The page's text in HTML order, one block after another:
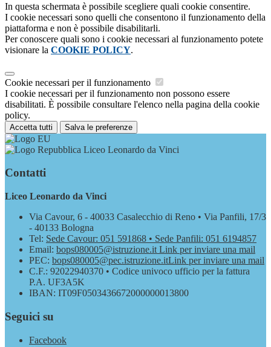
In questa schermata è possibile scegliere quali cookie consentire.
I cookie necessari sono quelli che consentono il funzionamento della
piattaforma e non è possibile disabilitarli.
Per conoscere quali sono i cookie necessari al funzionamento potete
visionare la COOKIE POLICY.
Cookie necessari per il funzionamento
I cookie necessari per il funzionamento non possono essere
disabilitati. È possibile consultare l'elenco nella pagina della cookie
policy.
Accetta tutti Salva le preferenze
Liceo Leonardo da Vinci
Contatti
Liceo Leonardo da Vinci
Via Cavour, 6 - 40033 Casalecchio di Reno • Via Panfili, 17/3
- 40133 Bologna
Tel: Sede Cavour: 051 591868 • Sede Panfili: 051 6194857
Email: bops080005@istruzione.it Link per inviare una mail
PEC: bops080005@pec.istruzione.itLink per inviare una mail
C.F.: 92022940370 • Codice univoco ufficio per la fattura
P.A. UF3A5K
IBAN: IT09F0503436672000000013800
Seguici su
Facebook